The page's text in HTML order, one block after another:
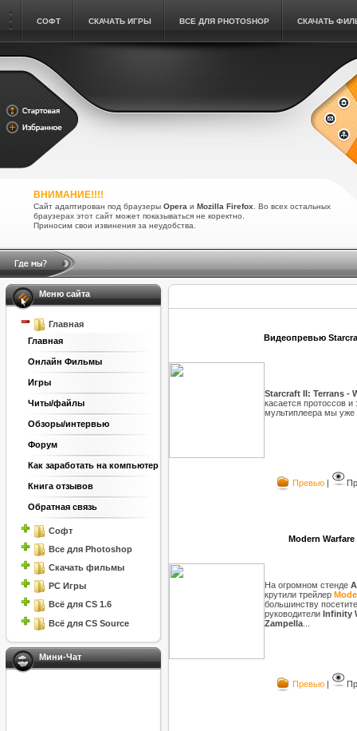
СОФТ СКАЧАТЬ ИГРЫ ВСЕ ДЛЯ PHOTOSHOP СКАЧАТЬ
ВНИМАНИЕ!!!!
Сайт адаптирован под браузеры Opera и Mozilla Firefox. Во всех остальных
браузерах этот сайт может показываться не коректно.
Приносим свои извинения за неудобства.
Меню сайта
Главная
Главная
Онлайн Фильмы
Игры
Читы/файлы
Обзоры/интервью
Форум
Как заработать на компьютер
Книга отзывов
Обратная связь
Софт
Все для Photoshop
Скачать фильмы
PC Игры
Всё для CS 1.6
Всё для CS Source
Мини-Чат
Видеопревью
Starcraft II: Terrans -
касается протоссов
мультиплеера мы уже
Превью |
Modern
На огромном стенде
крутили трейлер
большинству
руководители Infinity
Zampella
Превью |